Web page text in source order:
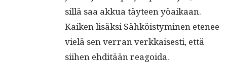
sil­lä saa akkua täy­teen yöaikaan.
Kaiken lisäk­si Sähköistymi­nen ete­nee
vielä sen ver­ran verkkaises­ti, että
siihen ehditään reagoida.